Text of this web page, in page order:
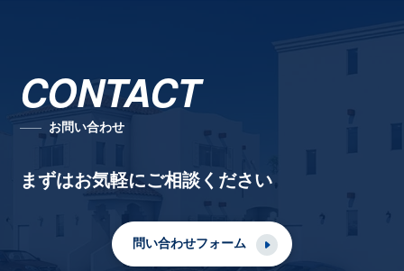
CONTACT
お問い合わせ
まずはお気軽にご相談ください
問い合わせフォーム